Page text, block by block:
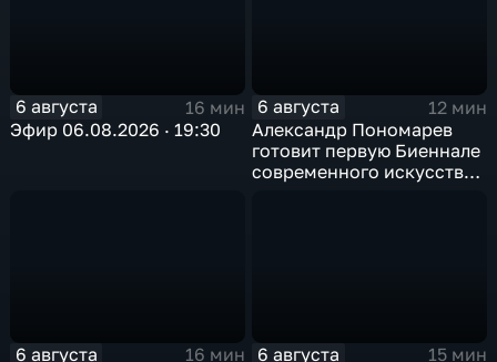
6 августа
16 мин
Эфир 06.08.2026 · 19:30
6 августа
12 мин
Александр Пономарев
готовит первую Биеннале
современного искусства
6 августа 16 мин 6 августа 15 мин